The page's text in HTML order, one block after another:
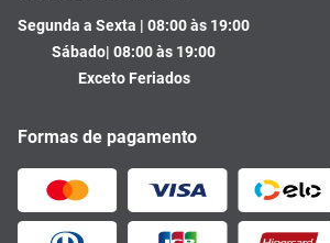
Segunda a Sexta | 08:00 às 19:00
Sábado| 08:00 às 19:00
Exceto Feriados
Formas de pagamento